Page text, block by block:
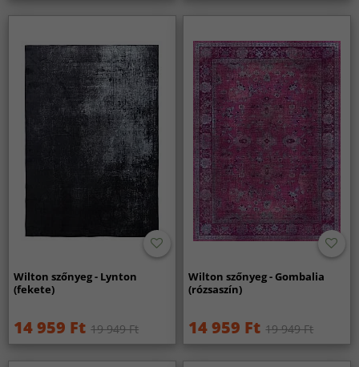
Wilton szőnyeg - Lynton
(fekete)
14 959 Ft 19 949 Ft
Wilton szőnyeg - Gombalia
(rózsaszín)
14 959 Ft 19 949 Ft